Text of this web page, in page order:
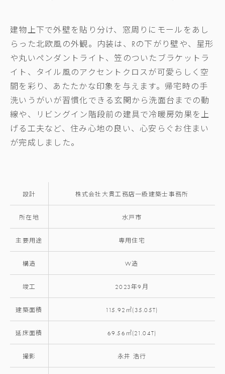
建物上下で外壁を貼り分け、窓周りにモールをあし
らった北欧風の外観。内装は、 Rの下がり壁や、星形
や丸いペンダントライト、笠のついたブラケットラ
イト、タイル風のアクセントクロスが可愛らしく空
間を彩り、あたたかな印象を与えます。帰宅時の手
洗いうがいが習慣化できる玄関から洗面台までの動
線や、リビングイン階段前の建具で冷暖房効果を上
げる工夫など、住み心地の良い、心安らぐお住まい
が完成しました。
設計 株式会社大貫工務店一級建築士事務所
所在地 水戸市
主要用途 専用住宅
構造 W造
竣工 2023年9月
建築面積 115.92㎡(35.05T)
延床面積 69.56㎡(21.04T)
撮影 永井 浩行